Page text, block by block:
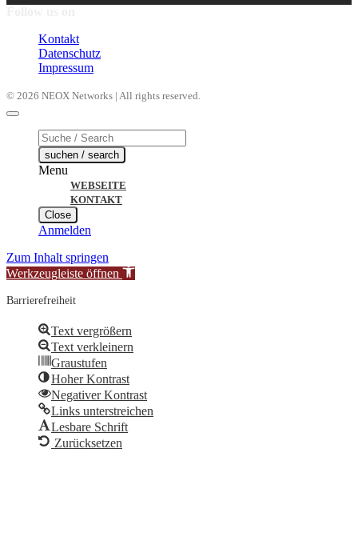
Kontakt
Datenschutz
Impressum
© 2026 NEOX Networks | All rights reserved.
Products
search
suchen / search
Menu
WEBSEITE
KONTAKT
Close
Anmelden
Zum Inhalt springen
Werkzeugleiste öffnen
Barrierefreiheit
Text vergrößern
Text verkleinern
Graustufen
Hoher Kontrast
Negativer Kontrast
Links unterstreichen
Lesbare Schrift
Zurücksetzen